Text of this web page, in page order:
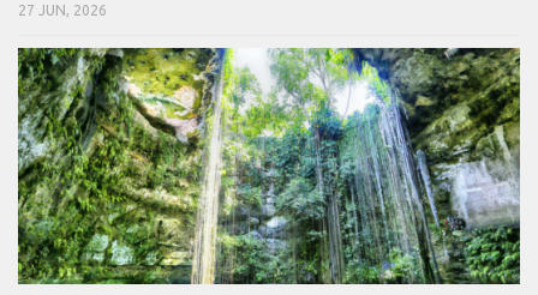
27 JUN, 2026